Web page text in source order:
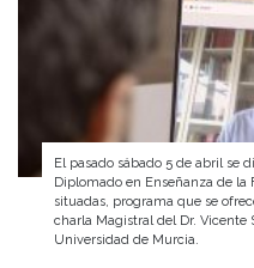
El pasado sábado 5 de abril se
Diplomado en Enseñanza de la
situadas, programa que se
charla Magistral del Dr. Vicente
Universidad de Murcia.